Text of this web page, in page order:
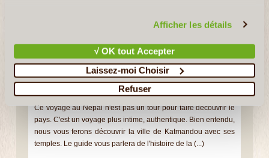
Afficher les détails
√ OK tout Accepter
Laissez-moi Choisir
Refuser
Ce voyage au Népal n'est pas un tour pour faire découvrir le
pays. C'est un voyage plus intime, authentique. Bien entendu,
nous vous ferons découvrir la ville de Katmandou avec ses
temples. Le guide vous parlera de l'histoire de la (...)